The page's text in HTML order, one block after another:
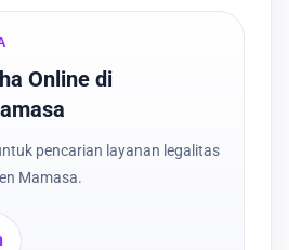
Online di
pencarian layanan legalitas
Mamasa.